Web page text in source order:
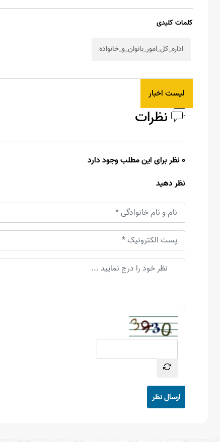
کلمات کلیدی
اداره_کل_امور_بانوان_و_خانواده
لیست اخبار
نظرات
0 نظر برای این مطلب وجود دارد
نظر دهید
ارسال نظر